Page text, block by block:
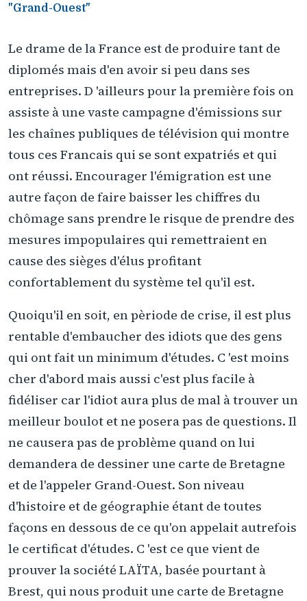
"Grand-Ouest"
Le drame de la France est de produire tant de
diplomés mais d'en avoir si peu dans ses
entreprises. D 'ailleurs pour la première fois on
assiste à une vaste campagne d'émissions sur
les chaînes publiques de télévision qui montre
tous ces Francais qui se sont expatriés et qui
ont réussi. Encourager l'émigration est une
autre façon de faire baisser les chiffres du
chômage sans prendre le risque de prendre des
mesures impopulaires qui remettraient en
cause des sièges d'élus profitant
confortablement du système tel qu'il est.
Quoiqu'il en soit, en pèriode de crise, il est plus
rentable d'embaucher des idiots que des gens
qui ont fait un minimum d'études. C 'est moins
cher d'abord mais aussi c'est plus facile à
fidéliser car l'idiot aura plus de mal à trouver un
meilleur boulot et ne posera pas de questions. Il
ne causera pas de problème quand on lui
demandera de dessiner une carte de Bretagne
et de l'appeler Grand-Ouest. Son niveau
d'histoire et de géographie étant de toutes
façons en dessous de ce qu'on appelait autrefois
le certificat d'études. C 'est ce que vient de
prouver la société LAÏTA, basée pourtant à
Brest, qui nous produit une carte de Bretagne